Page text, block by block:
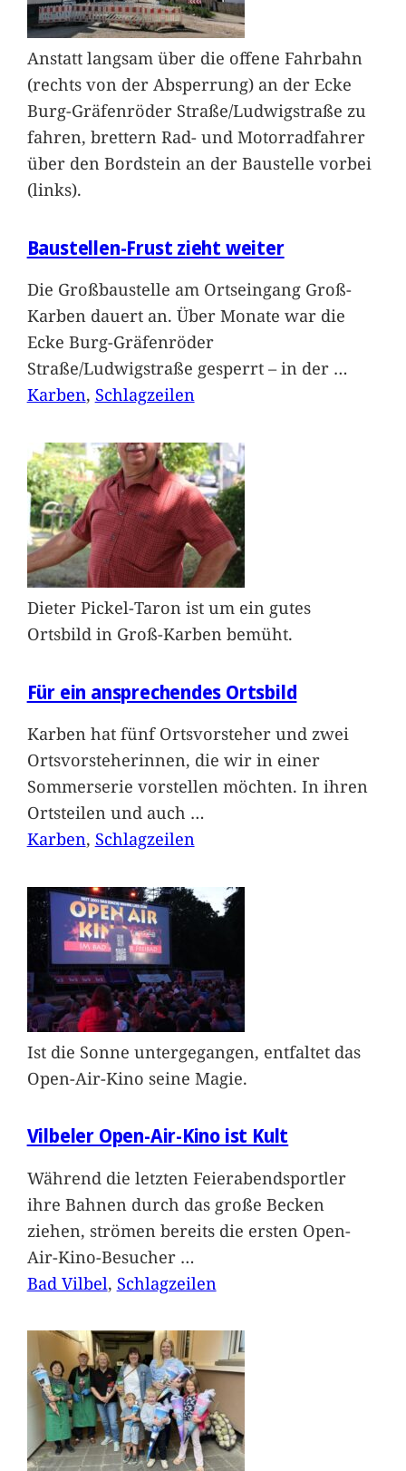
Anstatt langsam über die offene Fahrbahn
(rechts von der Absperrung) an der Ecke
Burg-Gräfenröder Straße/Ludwigstraße zu
fahren, brettern Rad- und Motorradfahrer
über den Bordstein an der Baustelle vorbei
(links).
Baustellen-Frust zieht weiter
Die Großbaustelle am Ortseingang Groß-
Karben dauert an. Über Monate war die
Ecke Burg-Gräfenröder
Straße/Ludwigstraße gesperrt – in der …
Karben, Schlagzeilen
Dieter Pickel-Taron ist um ein gutes
Ortsbild in Groß-Karben bemüht.
Für ein ansprechendes Ortsbild
Karben hat fünf Ortsvorsteher und zwei
Ortsvorsteherinnen, die wir in einer
Sommerserie vorstellen möchten. In ihren
Ortsteilen und auch …
Karben, Schlagzeilen
Ist die Sonne untergegangen, entfaltet das
Open-Air-Kino seine Magie.
Vilbeler Open-Air-Kino ist Kult
Während die letzten Feierabendsportler
ihre Bahnen durch das große Becken
ziehen, strömen bereits die ersten Open-
Air-Kino-Besucher …
Bad Vilbel, Schlagzeilen